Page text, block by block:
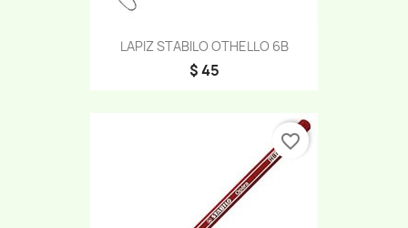
LAPIZ STABILO OTHELLO 6B
$ 45
favorite_border